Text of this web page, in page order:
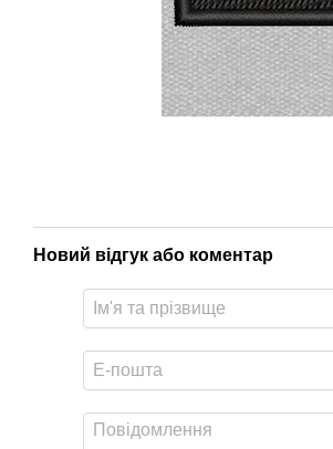
Новий відгук або коментар